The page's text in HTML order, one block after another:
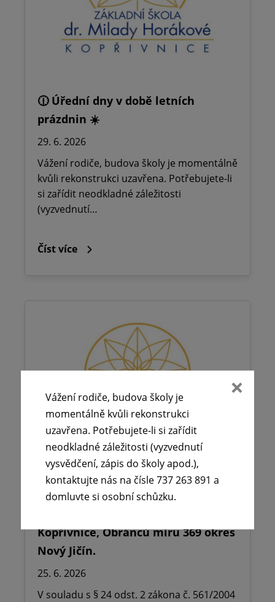
🕧 Úřední dny v době letních
prázdnin ☀️
29. 6. 2026
Vážení rodiče, budova školy je momentálně
kvůli rekonstrukci uzavřena. Potřebujete-li
si zařídit neodkladné záležitosti
(vyzvednutí…
Číst více
🪧Oznámení o udělení ředitelského
Kopřivnice, Obránců míru 369 okres
Nový Jičín.
25. 6. 2026
V souladu s § 24 odst. 2 zákona č. 561/2004
Vážení rodiče, budova školy je
momentálně kvůli rekonstrukci
uzavřena. Potřebujete-li si zařídit
neodkladné záležitosti (vyzvednutí
vysvědčení, zápis do školy apod.),
kontaktujte nás na čísle 737 263 891 a
domluvte si osobní schůzku.